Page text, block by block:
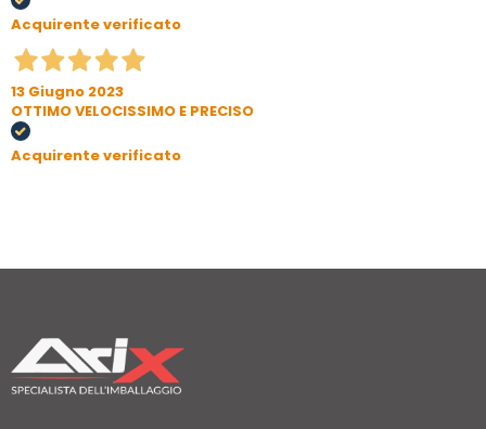
Acquirente verificato
13 Giugno 2023
OTTIMO VELOCISSIMO E PRECISO
Acquirente verificato